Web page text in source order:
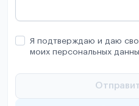
Я подтверждаю и даю
моих персональных